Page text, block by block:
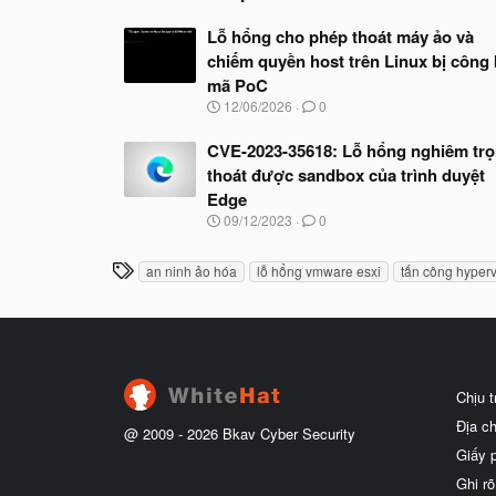
Lỗ hổng cho phép thoát máy ảo và
chiếm quyền host trên Linux bị công
mã PoC
N
y
b
ắ
t
đ
u
12/06/2026 0
CVE-2023-35618: Lỗ hổng nghiêm
thoát được sandbox của trình duyệt
Edge
N
y
09/12/2023 0
T
ẻ
an ninh ảo hóa lỗ hổng vmware esxi tấn công
@ 2009 - 2026 Bkav Cyber Security
Chịu
Địa
Giấy
Ghi